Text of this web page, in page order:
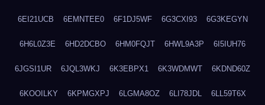
6EI21UCB 6EMNTEE0 6F1DJ5WF 6G3CXI93 6G3KEGYN
6H6L0Z3E 6HD2DCBO 6HM0FQJT 6HWL9A3P 6I5IUH76
6JGSI1UR 6JQL3WKJ 6K3EBPX1 6K3WDMWT 6KDND60Z
6KOOILKY 6KPMGXPJ 6LGMA8OZ 6LI78JDL 6LL59T6X